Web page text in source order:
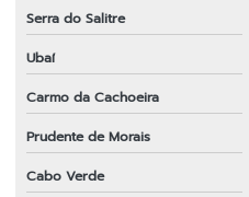
Serra do Salitre
Ubaí
Carmo da Cachoeira
Prudente de Morais
Cabo Verde